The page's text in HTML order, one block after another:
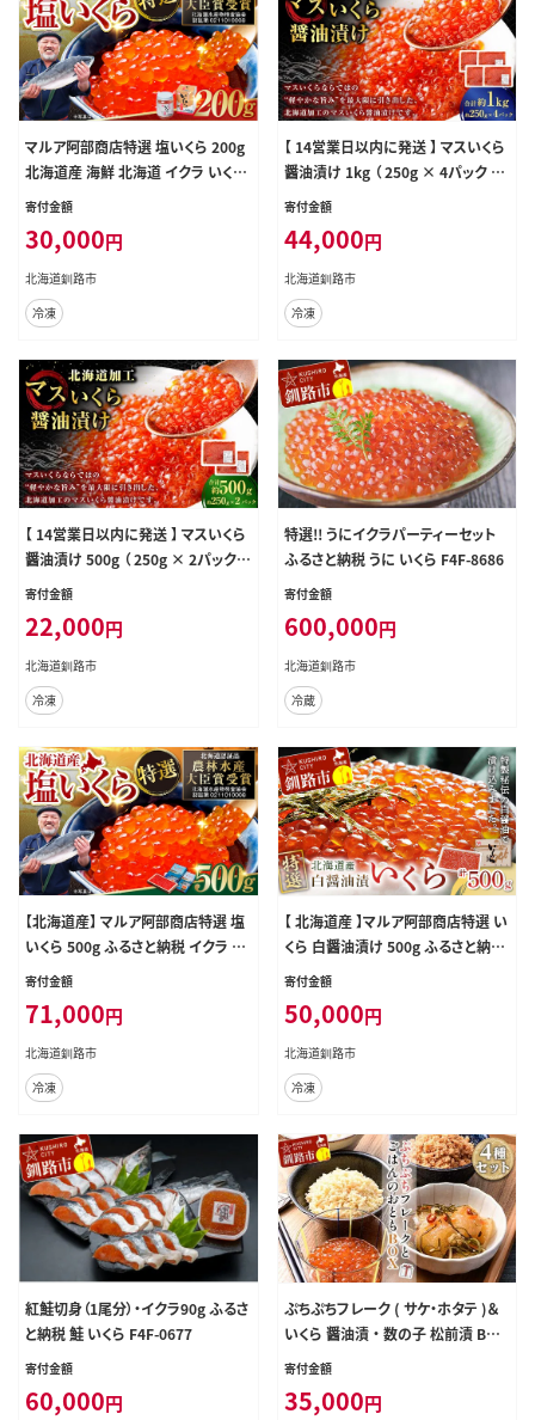
マルア阿部商店特選 塩いくら 200g
北海道産 海鮮 北海道 イクラ いくら
醤油漬け 鮭 秋鮭 鮭卵 魚卵 いくら
寄付金額
30,000円
北海道釧路市
冷凍
【 14営業日以内に発送 】 マスいくら
醤油漬け 1kg （ 250g × 4パック ）
いくら いくら醤油漬け 鱒卵 新鮮 海
飯のお供
寄付金額
44,000円
北海道釧路市
冷凍
【 14営業日以内に発送 】 マスいくら
醤油漬け 500g （ 250g × 2パック ）
いくら いくら醤油漬け 鱒卵 新鮮 海
飯のお供
寄付金額
22,000円
北海道釧路市
冷凍
特選!! うにイクラパーティーセット
ふるさと納税 うに いくら F4F-8686
寄付金額
600,000円
北海道釧路市
冷蔵
【北海道産】 マルア阿部商店特選 塩
いくら 500g ふるさと納税 イクラ 魚
卵
寄付金額
71,000円
北海道釧路市
冷凍
【 北海道産 】マルア阿部商店特選 い
くら 白醤油漬け 500g ふるさと納税
イクラ 魚卵
寄付金額
50,000円
北海道釧路市
冷凍
紅鮭切身（1尾分）・イクラ90g ふるさ
と納税 鮭 いくら F4F-0677
寄付金額
60,000円
ぷちぷちフレーク ( サケ・ホタテ )＆
いくら 醤油漬 ・ 数の子 松前漬 BOX
紅鮭 帆立 いくら ごはんのおかず 珍
寄付金額
35,000円